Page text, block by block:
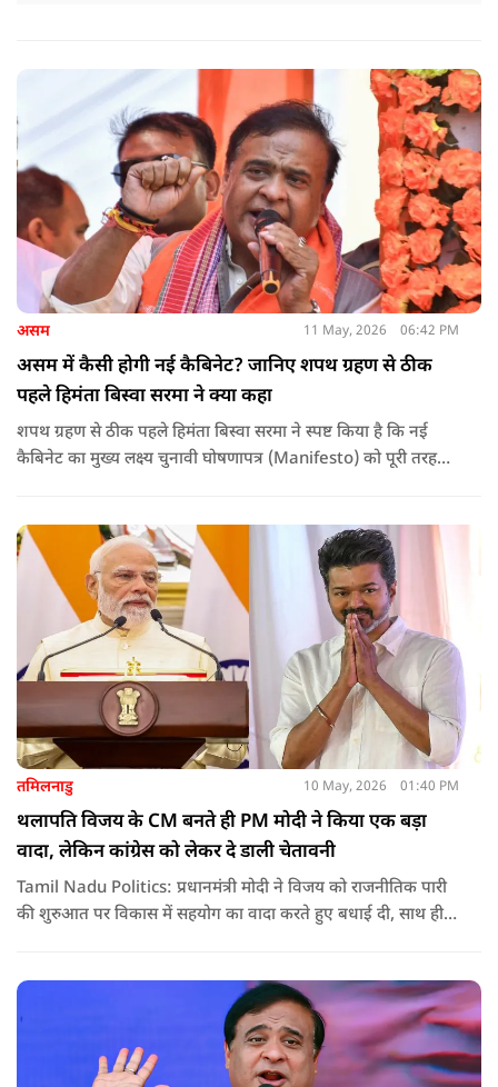
असम 11 May, 2026 06:42 PM
असम में कैसी होगी नई कैबिनेट? जानिए शपथ ग्रहण से ठीक
पहले हिमंता बिस्वा सरमा ने क्या कहा
शपथ ग्रहण से ठीक पहले हिमंता बिस्वा सरमा ने स्पष्ट किया है कि नई
कैबिनेट का मुख्य लक्ष्य चुनावी घोषणापत्र (Manifesto) को पूरी तरह
तमिलनाडु 10 May, 2026 01:40 PM
थलापति विजय के CM बनते ही PM मोदी ने किया एक बड़ा
वादा, लेकिन कांग्रेस को लेकर दे डाली चेतावनी
Tamil Nadu Politics: प्रधानमंत्री मोदी ने विजय को राजनीतिक पारी
की शुरुआत पर विकास में सहयोग का वादा करते हुए बधाई दी, साथ ही